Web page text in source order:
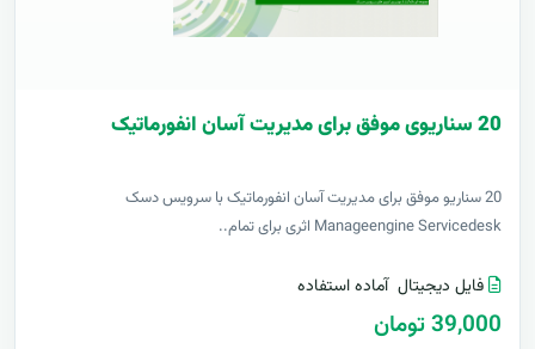
20 سناریوی موفق برای مدیریت آسان انفورماتیک
20 سناریو موفق برای مدیریت آسان انفورماتیک با سرویس دسک
Manageengine Servicedesk اثری برای تمام..
فایل دیجیتال آماده استفاده
39,000 تومان